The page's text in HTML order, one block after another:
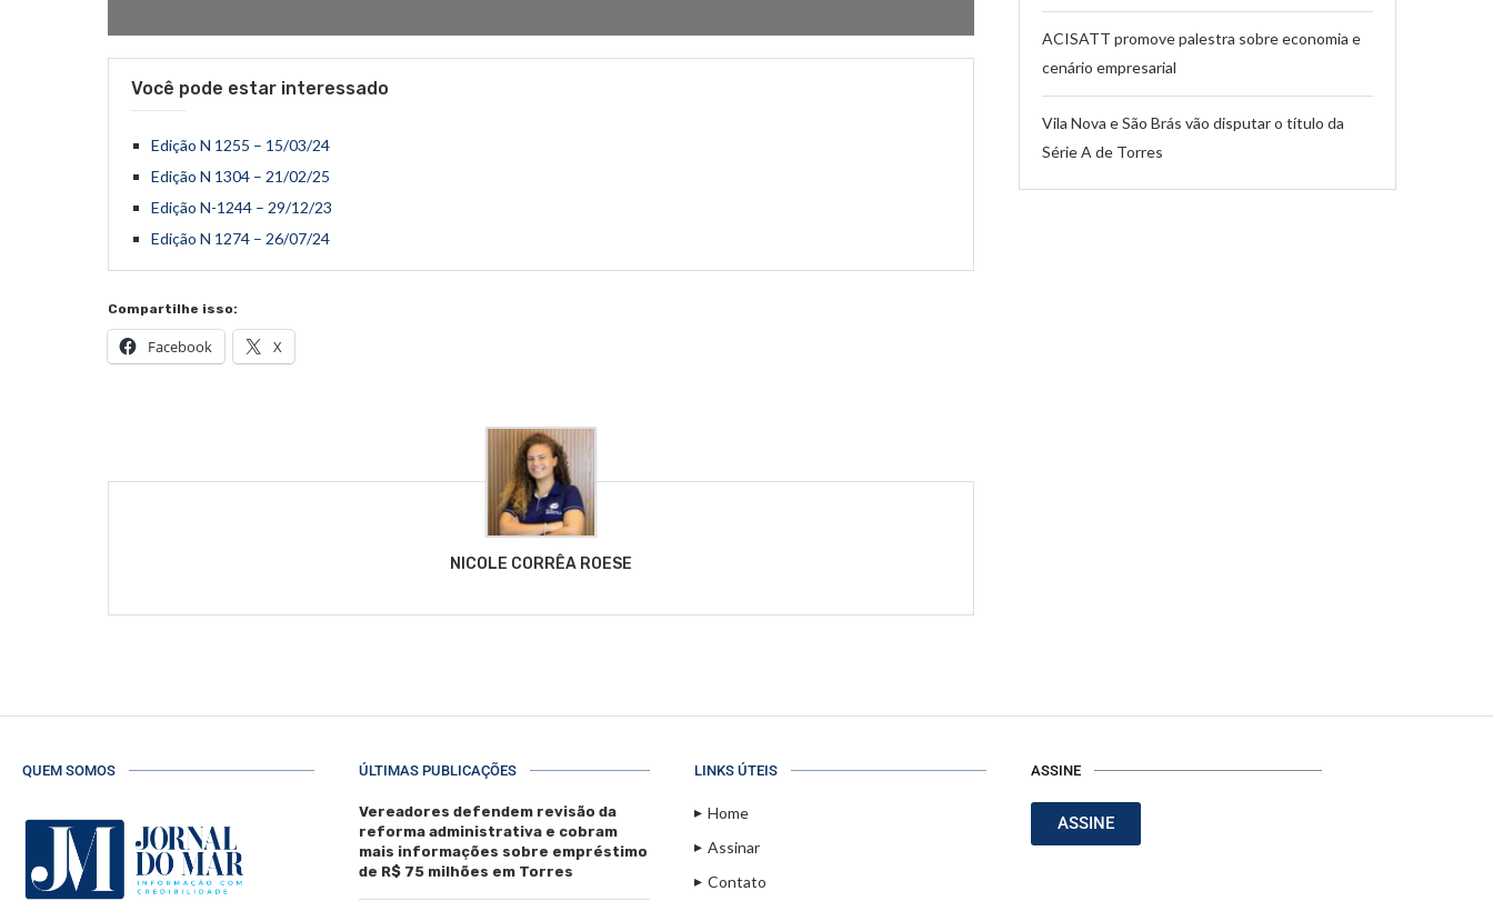
Você pode estar interessado
Edição N 1255 – 15/03/24
Edição N 1304 – 21/02/25
Edição N-1244 – 29/12/23
Edição N 1274 – 26/07/24
Compartilhe isso:
Facebook X
NICOLE CORRÊA ROESE
ACISATT promove palestra sobre economia e
cenário empresarial
Vila Nova e São Brás vão disputar o título da
Série A de Torres
QUEM SOMOS ÚLTIMAS PUBLICAÇÕES
Vereadores defendem revisão da
reforma administrativa e cobram
mais informações sobre empréstimo
de R$ 75 milhões em Torres
LINKS ÚTEIS
Home
Assinar
Contato
ASSINE
ASSINE